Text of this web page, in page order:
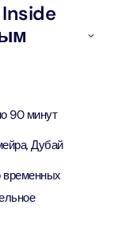
90 минут
Дубай
временных